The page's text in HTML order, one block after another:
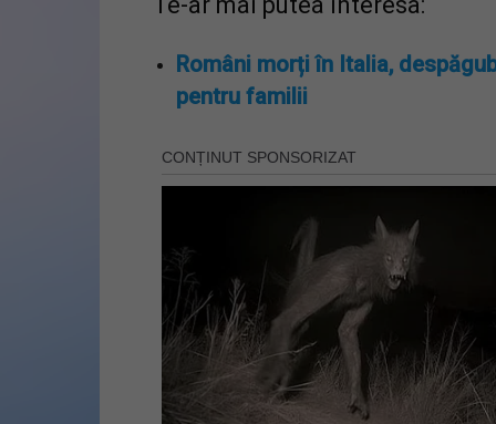
Români morți în Italia,
pentru familii